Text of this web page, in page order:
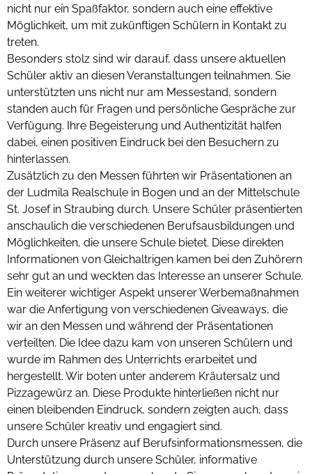
nicht nur ein Spaßfaktor, sondern auch eine effektive
Möglichkeit, um mit zukünftigen Schülern in Kontakt zu
treten.
Besonders stolz sind wir darauf, dass unsere aktuellen
Schüler aktiv an diesen Veranstaltungen teilnahmen. Sie
unterstützten uns nicht nur am Messestand, sondern
standen auch für Fragen und persönliche Gespräche zur
Verfügung. Ihre Begeisterung und Authentizität halfen
dabei, einen positiven Eindruck bei den Besuchern zu
hinterlassen.
Zusätzlich zu den Messen führten wir Präsentationen an
der Ludmila Realschule in Bogen und an der Mittelschule
St. Josef in Straubing durch. Unsere Schüler präsentierten
anschaulich die verschiedenen Berufsausbildungen und
Möglichkeiten, die unsere Schule bietet. Diese direkten
Informationen von Gleichaltrigen kamen bei den Zuhörern
sehr gut an und weckten das Interesse an unserer Schule.
Ein weiterer wichtiger Aspekt unserer Werbemaßnahmen
war die Anfertigung von verschiedenen Giveaways, die
wir an den Messen und während der Präsentationen
verteilten. Die Idee dazu kam von unseren Schülern und
wurde im Rahmen des Unterrichts erarbeitet und
hergestellt. Wir boten unter anderem Kräutersalz und
Pizzagewürz an. Diese Produkte hinterließen nicht nur
einen bleibenden Eindruck, sondern zeigten auch, dass
unsere Schüler kreativ und engagiert sind.
Durch unsere Präsenz auf Berufsinformationsmessen, die
Unterstützung durch unsere Schüler, informative